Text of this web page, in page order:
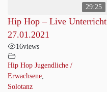
29:25
Hip Hop – Live Unterricht
27.01.2021
16views
Hip Hop Jugendliche /
Erwachsene
Solotanz